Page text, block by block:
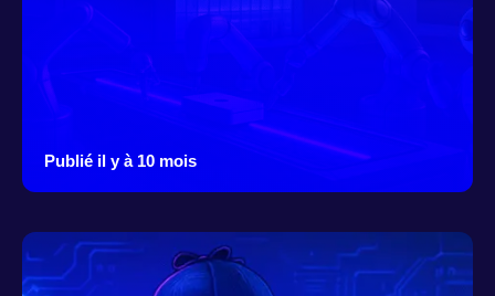
Publié il y à 10 mois